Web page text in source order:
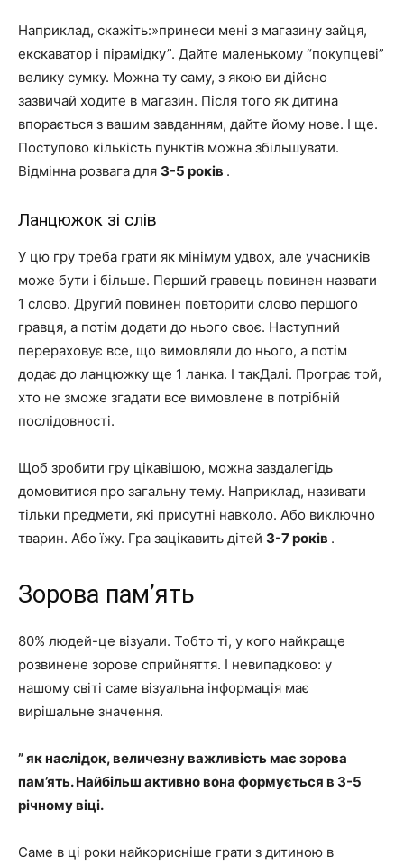
Наприклад, скажіть:»принеси мені з магазину зайця,
екскаватор і пірамідку”. Дайте маленькому “покупцеві”
велику сумку. Можна ту саму, з якою ви дійсно
зазвичай ходите в магазин. Після того як дитина
впорається з вашим завданням, дайте йому нове. І ще.
Поступово кількість пунктів можна збільшувати.
Відмінна розвага для 3-5 років .
Ланцюжок зі слів
У цю гру треба грати як мінімум удвох, але учасників
може бути і більше. Перший гравець повинен назвати
1 слово. Другий повинен повторити слово першого
гравця, а потім додати до нього своє. Наступний
перераховує все, що вимовляли до нього, а потім
додає до ланцюжку ще 1 ланка. І такДалі. Програє той,
хто не зможе згадати все вимовлене в потрібній
послідовності.
Щоб зробити гру цікавішою, можна заздалегідь
домовитися про загальну тему. Наприклад, називати
тільки предмети, які присутні навколо. Або виключно
тварин. Або їжу. Гра зацікавить дітей 3-7 років .
Зорова пам’ять
80% людей-це візуали. Тобто ті, у кого найкраще
розвинене зорове сприйняття. І невипадково: у
нашому світі саме візуальна інформація має
вирішальне значення.
”як наслідок, величезну важливість має зорова
пам’ять. Найбільш активно вона формується в 3-5
річному віці.
Саме в ці роки найкорисніше грати з дитиною в